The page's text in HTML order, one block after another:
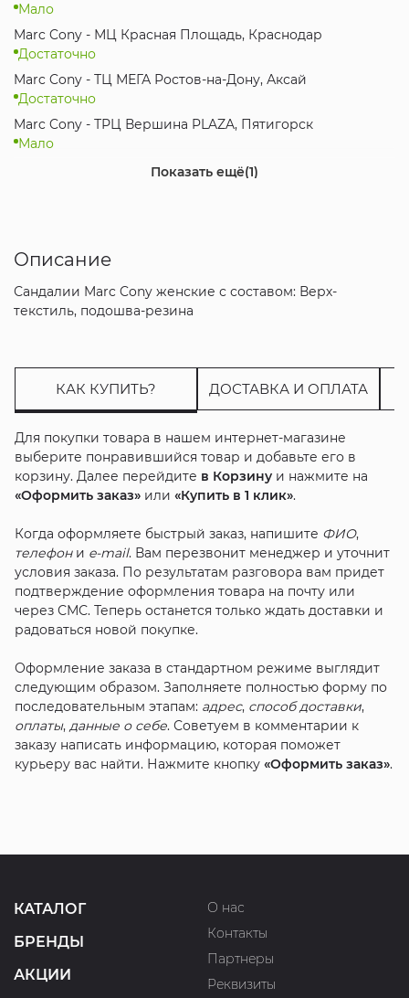
Мало
Marc Cony - МЦ Красная Площадь, Краснодар
Достаточно
Marc Cony - ТЦ МЕГА Ростов-на-Дону, Аксай
Достаточно
Marc Cony - ТРЦ Вершина PLAZA, Пятигорск
Мало
Marc Cony - ТРК Мегамаг, Ростов-на-Дону
Показать ещё(1)
Описание
Сандалии Marc Cony женские с составом: Верх-
текстиль, подошва-резина
КАК КУПИТЬ? ДОСТАВКА И ОПЛАТА
Для покупки товара в нашем интернет-магазине
выберите понравившийся товар и добавьте его в
корзину. Далее перейдите в Корзинуи нажмите на
«Оформить заказ»или «Купить в 1 клик».
Когда оформляете быстрый заказ, напишите ФИО,
телефони e-mail. Вам перезвонит менеджер и уточнит
условия заказа. По результатам разговора вам придет
подтверждение оформления товара на почту или
через СМС. Теперь останется только ждать доставки и
радоваться новой покупке.
Оформление заказа в стандартном режиме выглядит
следующим образом. Заполняете полностью форму по
последовательным этапам: адрес, способ доставки,
оплаты, данные о себе. Советуем в комментарии к
заказу написать информацию, которая поможет
курьеру вас найти. Нажмите кнопку «Оформить заказ».
КАТАЛОГ
БРЕНДЫ
АКЦИИ
О нас
Контакты
Партнеры
Реквизиты